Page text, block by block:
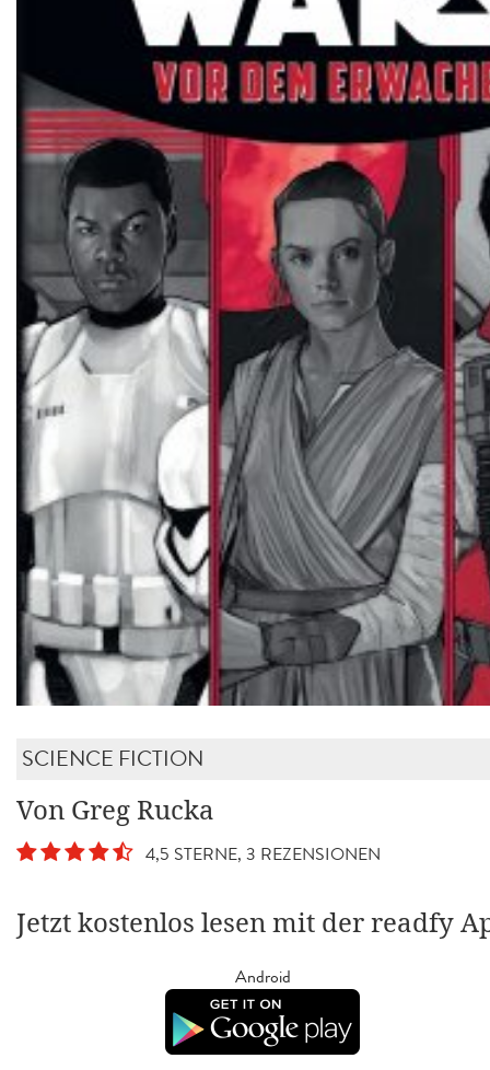
SCIENCE FICTION
Von Greg Rucka
4,5 STERNE, 3 REZENSIONEN
Jetzt kostenlos lesen mit der readfy
Android